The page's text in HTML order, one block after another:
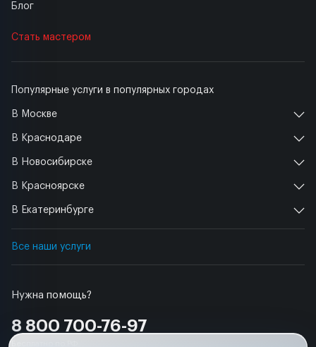
Нужна помощь?
8 800 700-76-97
Популярные услуги в популярных городах
В Москве
В Краснодаре
В Новосибирске
В Красноярске
В Екатеринбурге
Все наши услуги
Блог
Стать мастером